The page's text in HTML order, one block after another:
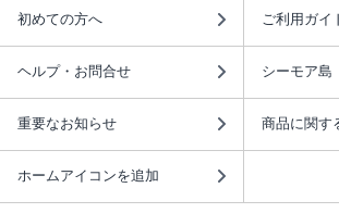
初めての方へ ご利用ガイ
ヘルプ・お問合せ シーモア島
重要なお知らせ 商品に関す
ホームアイコンを追加